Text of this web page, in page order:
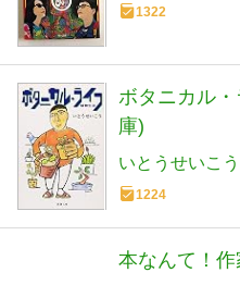
1322
ボタニカル
庫)
いとうせいこう
1224
本なんて！